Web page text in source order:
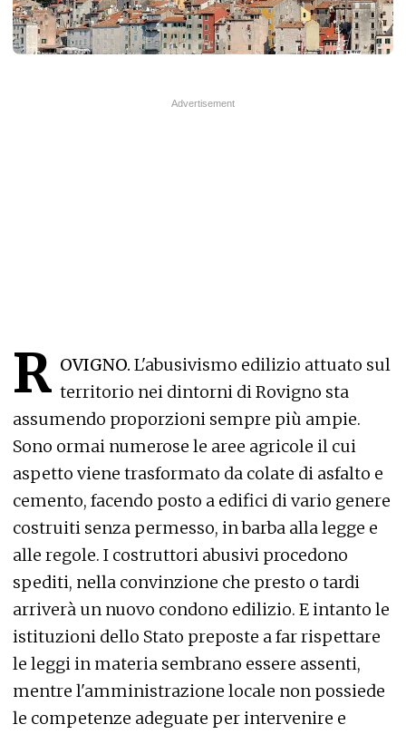
R OVIGNO. L'abusivismo edilizio attuato sul
territorio nei dintorni di Rovigno sta
assumendo proporzioni sempre più ampie.
Sono ormai numerose le aree agricole il cui
aspetto viene trasformato da colate di asfalto e
cemento, facendo posto a edifici di vario genere
costruiti senza permesso, in barba alla legge e
alle regole. I costruttori abusivi procedono
spediti, nella convinzione che presto o tardi
arriverà un nuovo condono edilizio. E intanto le
istituzioni dello Stato preposte a far rispettare
le leggi in materia sembrano essere assenti,
mentre l'amministrazione locale non possiede
le competenze adeguate per intervenire e